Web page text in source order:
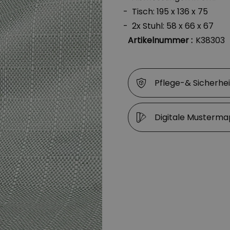
Tisch: 195 x 136 x 75
2x Stuhl: 58 x 66 x 67
Artikelnummer : K38303
Pflege-&
Digitale